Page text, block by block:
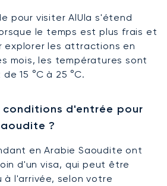
pour visiter AlUla s'étend
le temps est plus frais et
explorer les attractions en
mois, les températures sont
15 °C à 25 °C.
conditions d'entrée pour
?
en Arabie Saoudite ont
d'un visa, qui peut être
à l'arrivée, selon votre